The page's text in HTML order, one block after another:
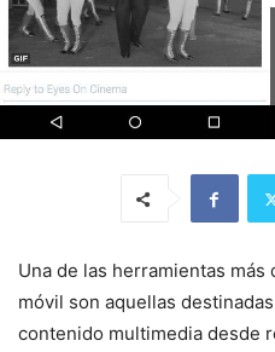
Una de las herramientas más
móvil son aquellas
contenido multimedia desde